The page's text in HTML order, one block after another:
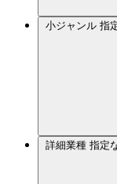
小ジャンル 指
詳細業種 指定